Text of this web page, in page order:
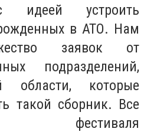
идеей устроить
в АТО. Нам
заявок от
подразделений,
области, которые
такой сборник. Все
фестиваля